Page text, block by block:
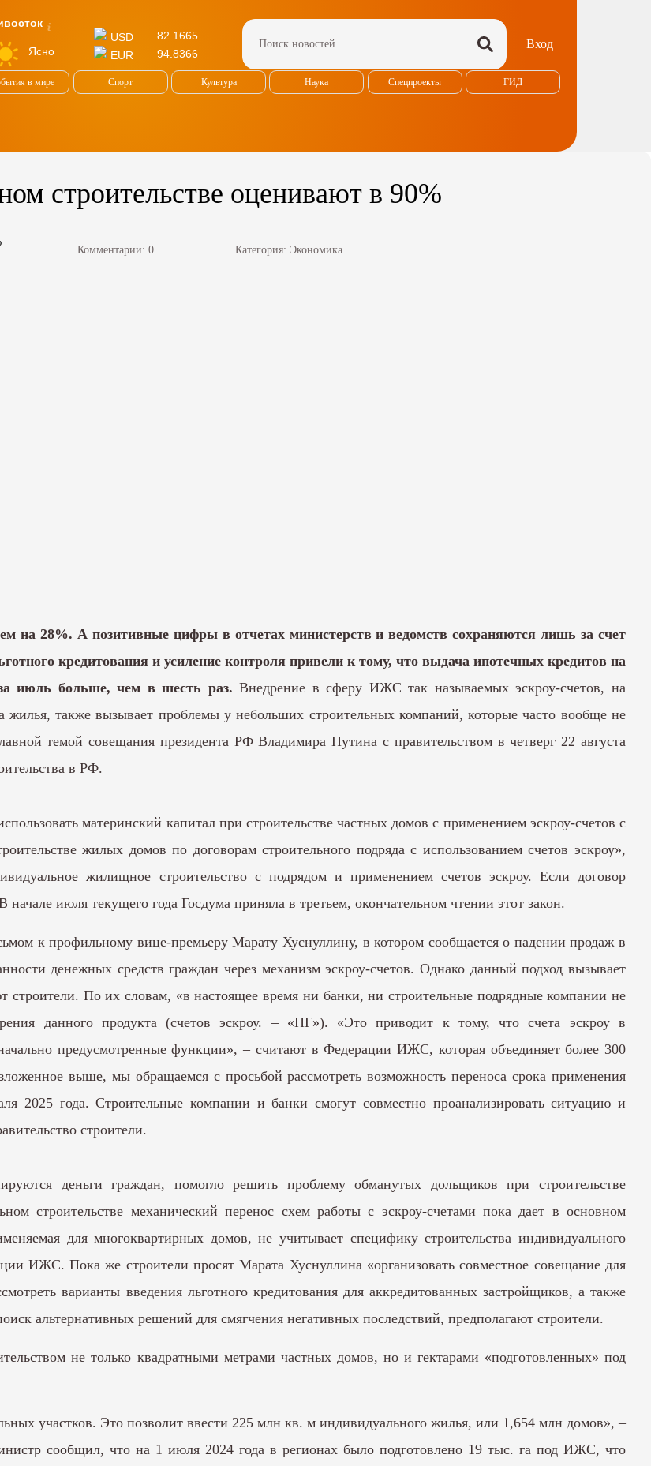
Ясно
USD
82.1665
EUR
94.8366
Вход
в мире Спорт Культура Наука Спецпроекты ГИД
строительстве оценивают в 90%
Комментарии: 0 Категория: Экономика
на 28%. А позитивные цифры в отчетах министерств и ведомств сохраняются лишь за счет
кредитования и усиление контроля привели к тому, что выдача ипотечных кредитов на
июль больше, чем в шесть раз.Внедрение в сферу ИЖС так называемых эскроу-счетов, на
жилья, также вызывает проблемы у небольших строительных компаний, которые часто вообще не
темой совещания президента РФ Владимира Путина с правительством в четверг 22 августа
в РФ.
материнский капитал при строительстве частных домов с применением эскроу-счетов с
жилых домов по договорам строительного подряда с использованием счетов эскроу»,
жилищное строительство с подрядом и применением счетов эскроу. Если договор
июля текущего года Госдума приняла в третьем, окончательном чтении этот закон.
к профильному вице-премьеру Марату Хуснуллину, в котором сообщается о падении продаж в
денежных средств граждан через механизм эскроу-счетов. Однако данный подход вызывает
По их словам, «в настоящее время ни банки, ни строительные подрядные компании не
данного продукта (счетов эскроу. – «НГ»). «Это приводит к тому, что счета эскроу в
предусмотренные функции», – считают в Федерации ИЖС, которая объединяет более 300
выше, мы обращаемся с просьбой рассмотреть возможность переноса срока применения
2025 года. Строительные компании и банки смогут совместно проанализировать ситуацию и
строители.
деньги граждан, помогло решить проблему обманутых дольщиков при строительстве
строительстве механический перенос схем работы с эскроу-счетами пока дает в основном
для многоквартирных домов, не учитывает специфику строительства индивидуального
ИЖС. Пока же строители просят Марата Хуснуллина «организовать совместное совещание для
варианты введения льготного кредитования для аккредитованных застройщиков, а также
альтернативных решений для смягчения негативных последствий, предполагают строители.
не только квадратными метрами частных домов, но и гектарами «подготовленных» под
участков. Это позволит ввести 225 млн кв. м индивидуального жилья, или 1,654 млн домов», –
сообщил, что на 1 июля 2024 года в регионах было подготовлено 19 тыс. га под ИЖС, что